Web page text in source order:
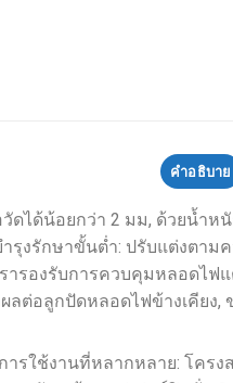
คำอธิบาย
ดได้น้อยกว่า 2 มม, ด้วยน้ำห
รุงรักษาขั้นต่ำ: ปรับแต่งตา
ารองรับการควบคุมหลอดไ
ลต่อลูกปัดหลอดไฟข้างเคียง,
รใช้งานที่หลากหลาย: โคร